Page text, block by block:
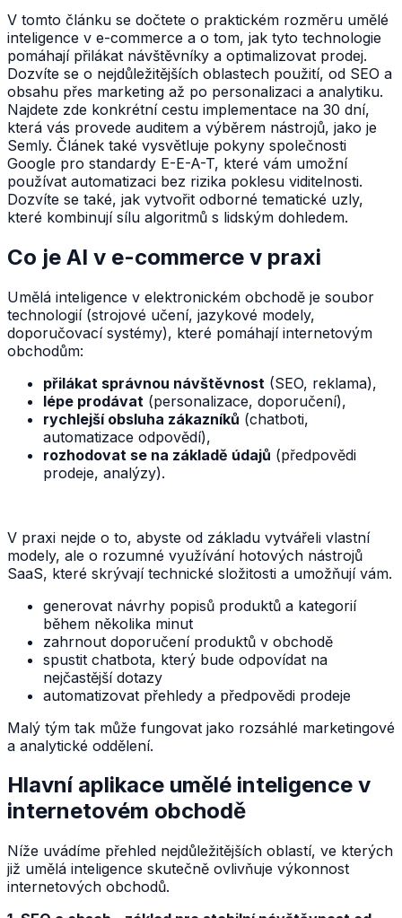
V tomto článku se dočtete o praktickém rozměru umělé
inteligence v e-commerce a o tom, jak tyto technologie
pomáhají přilákat návštěvníky a optimalizovat prodej.
Dozvíte se o nejdůležitějších oblastech použití, od SEO a
obsahu přes marketing až po personalizaci a analytiku.
Najdete zde konkrétní cestu implementace na 30 dní,
která vás provede auditem a výběrem nástrojů, jako je
Semly. Článek také vysvětluje pokyny společnosti
Google pro standardy E-E-A-T, které vám umožní
používat automatizaci bez rizika poklesu viditelnosti.
Dozvíte se také, jak vytvořit odborné tematické uzly,
které kombinují sílu algoritmů s lidským dohledem.
Co je AI v e-commerce v praxi
Umělá inteligence v elektronickém obchodě je soubor
technologií (strojové učení, jazykové modely,
doporučovací systémy), které pomáhají internetovým
obchodům:
přilákat správnou návštěvnost (SEO, reklama),
lépe prodávat (personalizace, doporučení),
rychlejší obsluha zákazníků (chatboti,
automatizace odpovědí),
rozhodovat se na základě údajů (předpovědi
prodeje, analýzy).
V praxi nejde o to, abyste od základu vytvářeli vlastní
modely, ale o rozumné využívání hotových nástrojů
SaaS, které skrývají technické složitosti a umožňují vám.
generovat návrhy popisů produktů a kategorií
během několika minut
zahrnout doporučení produktů v obchodě
spustit chatbota, který bude odpovídat na
nejčastější dotazy
automatizovat přehledy a předpovědi prodeje
Malý tým tak může fungovat jako rozsáhlé marketingové
a analytické oddělení.
Hlavní aplikace umělé inteligence v
internetovém obchodě
Níže uvádíme přehled nejdůležitějších oblastí, ve kterých
již umělá inteligence skutečně ovlivňuje výkonnost
internetových obchodů.